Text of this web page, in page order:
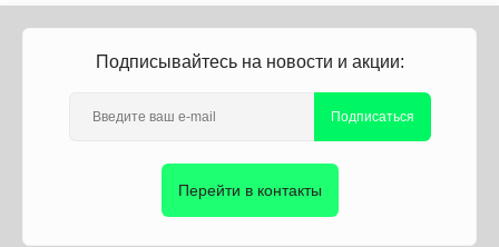
Подписывайтесь на новости и акции:
Подписаться
Перейти в контакты